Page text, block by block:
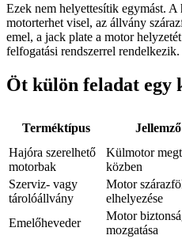
Ezek nem helyettesítik egymást.
motorterhet visel, az állvány
emel, a jack plate a motor
felfogatási rendszerrel rendelkezik.
Öt külön feladat egy
Terméktípus
Hajóra szerelhető
motorbak
Külmotor
közben
Szerviz- vagy
tárolóállvány
Motor
elhelyezése
Emelőheveder
Motor
mozgatása